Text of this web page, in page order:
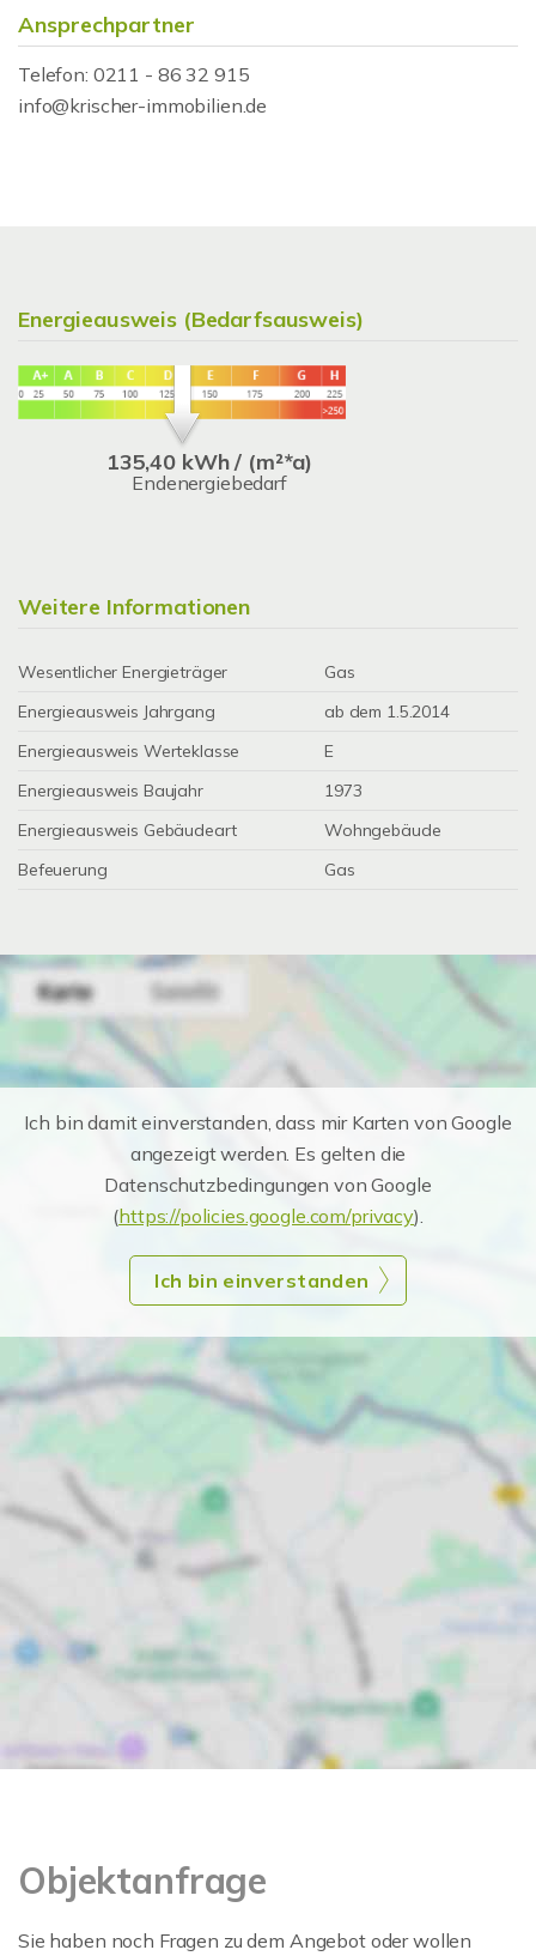
Ansprechpartner
Telefon: 0211 - 86 32 915
info@krischer-immobilien.de
Energieausweis (Bedarfsausweis)
135,40 kWh / (m²*a)
Endenergiebedarf
Weitere Informationen
Wesentlicher Energieträger
Gas
Energieausweis Jahrgang
ab dem 1.5.2014
Energieausweis Werteklasse
E
Energieausweis Baujahr
1973
Energieausweis Gebäudeart
Wohngebäude
Befeuerung
Gas
Ich bin damit einverstanden, dass mir Karten von Google
angezeigt werden. Es gelten die
Datenschutzbedingungen von Google
(https://policies.google.com/privacy).
Ich bin einverstanden
Objektanfrage
Sie haben noch Fragen zu dem Angebot oder wollen